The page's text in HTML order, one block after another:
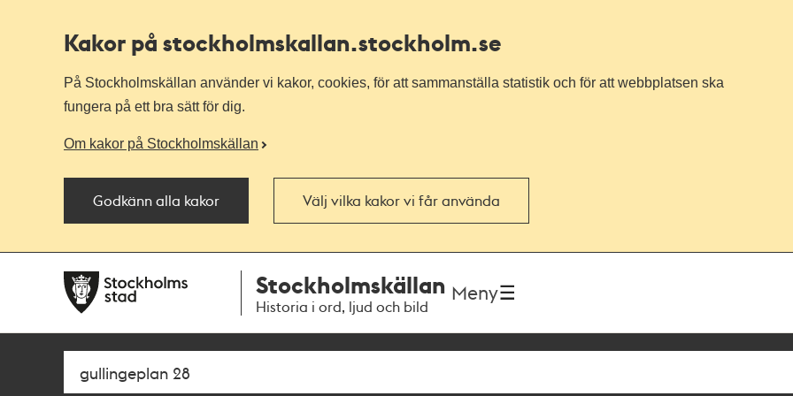
Kakor på stockholmskallan.stockholm.se
På Stockholmskällan använder vi kakor, cookies, för att sammanställa statistik och för att webbplatsen ska
fungera på ett bra sätt för dig.
Om kakor på Stockholmskällan
Godkänn alla kakor Välj vilka kakor vi får använda
navigationen
huvudinnehållet
Stockholmskällan
Historia i ord, ljud och bild
Meny
Sök